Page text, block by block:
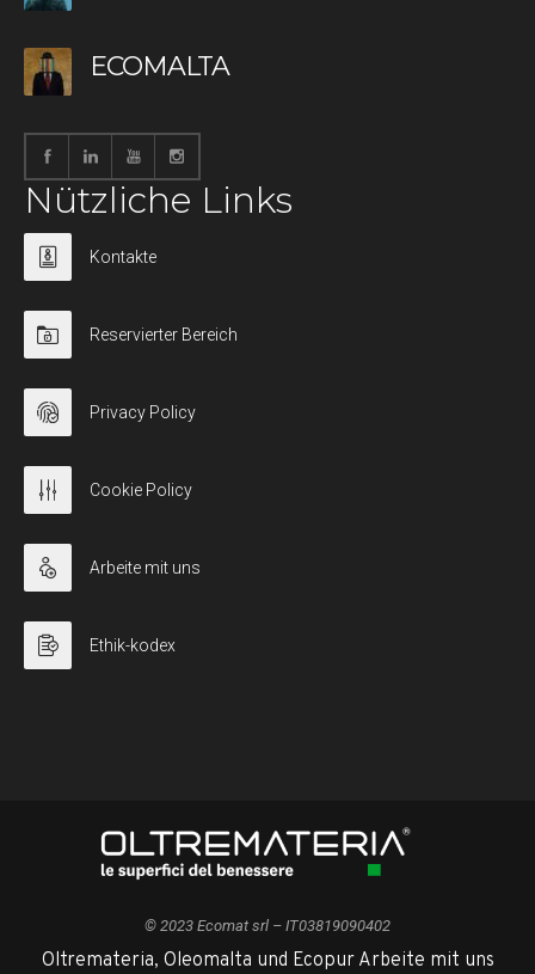
ECOMALTA
Nützliche Links
Kontakte
Reservierter Bereich
Privacy Policy
Cookie Policy
Arbeite mit uns
Ethik-kodex
© 2023 Ecomat srl – IT03819090402
Oltremateria, Oleomalta und Ecopur Arbeite mit uns